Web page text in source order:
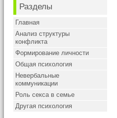
Разделы
Главная
Анализ структуры
конфликта
Формирование личности
Общая психология
Невербальные
коммуникации
Роль секса в семье
Другая психология